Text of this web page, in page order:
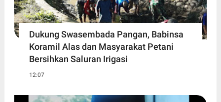
Dukung Swasembada Pangan, Babinsa
Koramil Alas dan Masyarakat Petani
Bersihkan Saluran Irigasi
12:07